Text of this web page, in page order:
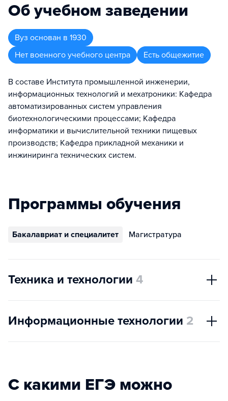
Об учебном заведении
Вуз основан в 1930
Нет военного учебного центра
Есть общежитие
В составе Института промышленной инженерии,
информационных технологий и мехатроники: Кафедра
автоматизированных систем управления
биотехнологическими процессами; Кафедра
информатики и вычислительной техники пищевых
производств; Кафедра прикладной механики и
инжиниринга технических систем.
Программы обучения
Бакалавриат и специалитет Магистратура
Техника и технологии 4
Информационные технологии 2
С какими ЕГЭ можно